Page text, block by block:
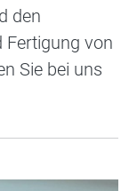
den
Fertigung von
Sie bei uns